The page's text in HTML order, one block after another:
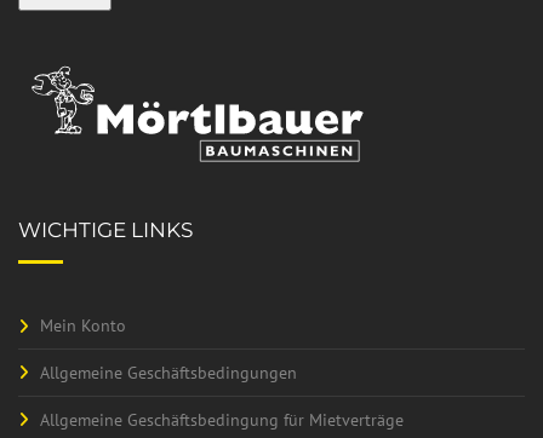
WICHTIGE LINKS
Mein Konto
Allgemeine Geschäftsbedingungen
Allgemeine Geschäftsbedingung für Mietverträge